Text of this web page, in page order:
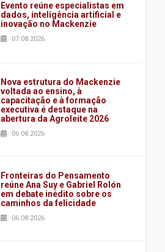
Evento reúne especialistas em
dados, inteligência artificial e
inovação no Mackenzie
07.08.2026
Nova estrutura do Mackenzie
voltada ao ensino, à
capacitação e à formação
executiva é destaque na
abertura da Agroleite 2026
06.08.2026
Fronteiras do Pensamento
reúne Ana Suy e Gabriel Rolón
em debate inédito sobre os
caminhos da felicidade
06.08.2026